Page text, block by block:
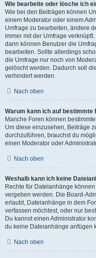
Wie bearbeite oder lösche ich
Wie bei den Beiträgen können
einem Moderator oder einem
Umfrage zu bearbeiten, ändere
immer mit der Umfrage
dann können Benutzer die
bearbeiten. Sollte allerdings
die Umfrage nur noch von
gelöscht werden. Dadurch soll
verhindert werden.
Nach oben
Warum kann ich auf bestimmte
Manche Foren können
Um diese einzusehen, Beiträge
durchzuführen, brauchst du
einen Moderator oder
Nach oben
Weshalb kann ich keine
Rechte für Dateianhänge
vergeben werden. Die Board-
erlaubt, Dateianhänge in dem
verfassen möchtest, oder nur
Du kannst einen Administrator
du keine Dateianhänge anfügen
Nach oben